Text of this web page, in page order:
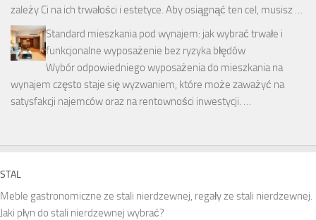
zależy Ci na ich trwałości i estetyce. Aby osiągnąć ten cel, musisz …
Standard mieszkania pod wynajem: jak wybrać trwałe i
funkcjonalne wyposażenie bez ryzyka błędów
Wybór odpowiedniego wyposażenia do mieszkania na
wynajem często staje się wyzwaniem, które może zaważyć na
satysfakcji najemców oraz na rentowności inwestycji. …
STAL
Meble gastronomiczne ze stali nierdzewnej, regały ze stali nierdzewnej.
Jaki płyn do stali nierdzewnej wybrać?